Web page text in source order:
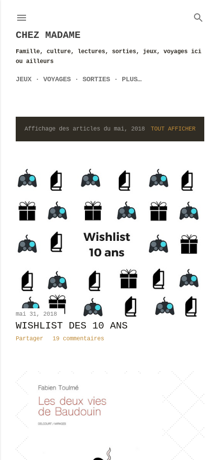
CHEZ MADAME
Famille, culture, lectures, sorties, jeux, voyages ici
ou ailleurs
JEUX VOYAGES SORTIES PLUS…
A
t
i
c
l
e
s
Affichage des articles du mai, 2018 TOUT AFFICHER
mai 31, 2018
WISHLIST DES 10 ANS
Partager 19 commentaires